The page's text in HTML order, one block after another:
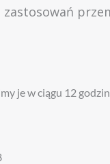
je w ciągu 12 godzin